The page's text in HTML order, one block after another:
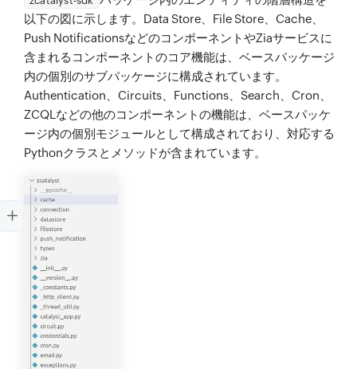
以下の図に示します。Data Store、File Store、Cache、
Push NotificationsなどのコンポーネントやZiaサービスに
含まれるコンポーネントのコア機能は、ベースパッケージ
内の個別のサブパッケージに構成されています。
Authentication、Circuits、Functions、Search、Cron、
ZCQLなどの他のコンポーネントの機能は、ベースパッケ
ージ内の個別モジュールとして構成されており、対応する
Pythonクラスとメソッドが含まれています。